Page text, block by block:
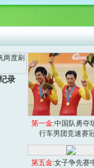
录
第一金:中国队勇夺
行车男团竞速赛
第五金:女子争先赛